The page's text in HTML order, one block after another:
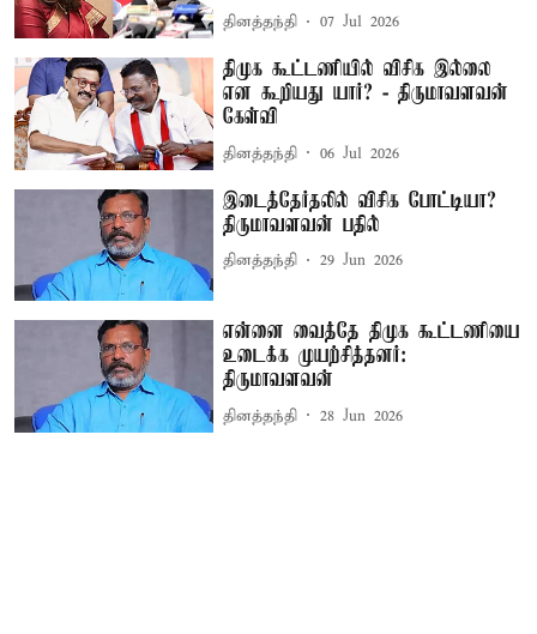
தினத்தந்தி 07 Jul 2026
திமுக கூட்டணியில் விசிக இல்லை
என கூறியது யார்? - திருமாவளவன்
கேள்வி
தினத்தந்தி 06 Jul 2026
இடைத்தேர்தலில் விசிக போட்டியா?
திருமாவளவன் பதில்
தினத்தந்தி 29 Jun 2026
என்னை வைத்தே திமுக கூட்டணியை
உடைக்க முயற்சித்தனர்:
திருமாவளவன்
தினத்தந்தி 28 Jun 2026